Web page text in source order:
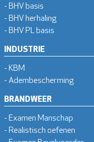
- BHV basis
- BHV herhaling
- BHV PL basis
INDUSTRIE
- KBM
- Adembescherming
BRANDWEER
- Examen Manschap
- Realistisch oefenen